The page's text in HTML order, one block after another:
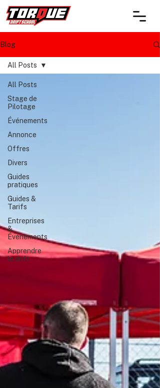
Blog
All Posts
Stage de
Pilotage
Événements
Annonce
Offres
Divers
Guides
pratiques
Guides &
Tarifs
Entreprises
&
Événements
Apprendre
le drift
All Posts